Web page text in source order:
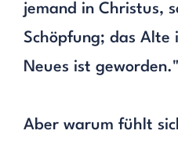
jemand in Christus,
Schöpfung; das Alte
Neues ist geworden."
Aber warum fühlt